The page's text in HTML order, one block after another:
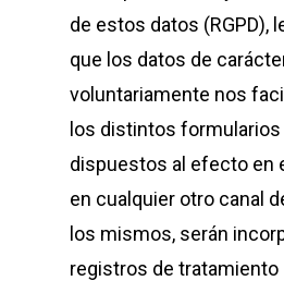
de estos datos (RGPD),
que los datos de
voluntariamente nos
los distintos formularios
dispuestos al efecto en
en cualquier otro canal
los mismos, serán
registros de tratamiento